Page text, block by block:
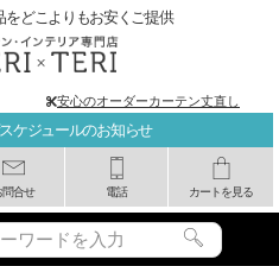
ケジュールのお知らせ
問合せ 電話 カートを見る
をどこよりもお安くご提供
安心のオーダーカーテン丈直し